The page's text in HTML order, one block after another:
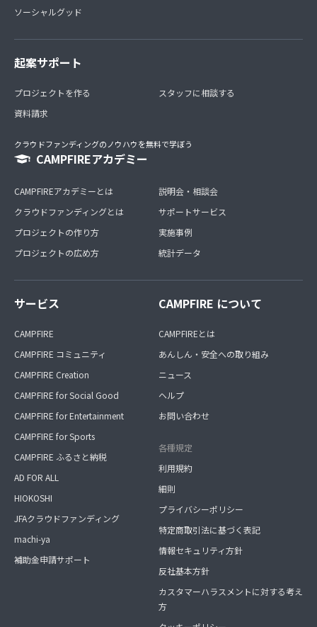
ソーシャルグッド
起案サポート
プロジェクトを作る
資料請求
スタッフに相談する
クラウドファンディングのノウハウを無料で学ぼう
CAMPFIREアカデミー
CAMPFIREアカデミーとは
クラウドファンディングとは
プロジェクトの作り方
プロジェクトの広め方
説明会・相談会
サポートサービス
実施事例
統計データ
サービス
CAMPFIRE
CAMPFIRE コミュニティ
CAMPFIRE Creation
CAMPFIRE for Social Good
CAMPFIRE for Entertainment
CAMPFIRE for Sports
CAMPFIRE ふるさと納税
AD FOR ALL
HIOKOSHI
JFAクラウドファンディング
machi-ya
補助金申請サポート
CAMPFIRE について
CAMPFIREとは
あんしん・安全への取り組み
ニュース
ヘルプ
お問い合わせ
各種規定
利用規約
細則
プライバシーポリシー
特定商取引法に基づく表記
情報セキュリティ方針
反社基本方針
カスタマーハラスメントに対する考え
方